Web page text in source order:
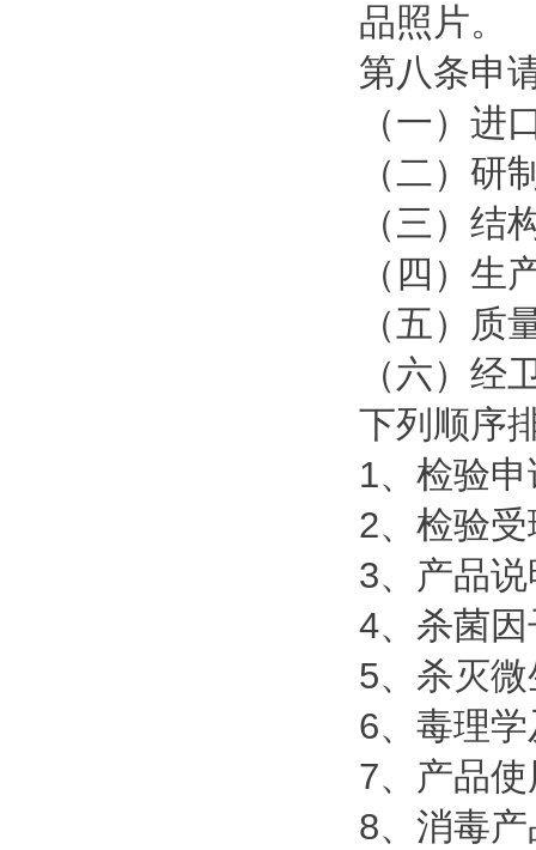
品照片。
第八条申
（一）进
（二）研
（三）结
（四）生
（五）质
（六）
下列顺序
1、检验
2、检验
3、产品
4、杀菌
5、杀灭
6、毒理
7、产品
8、消毒